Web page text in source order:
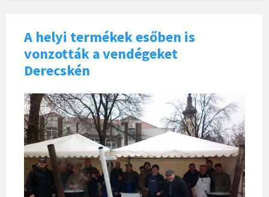
A helyi termékek esőben is
vonzották a vendégeket
Derecskén